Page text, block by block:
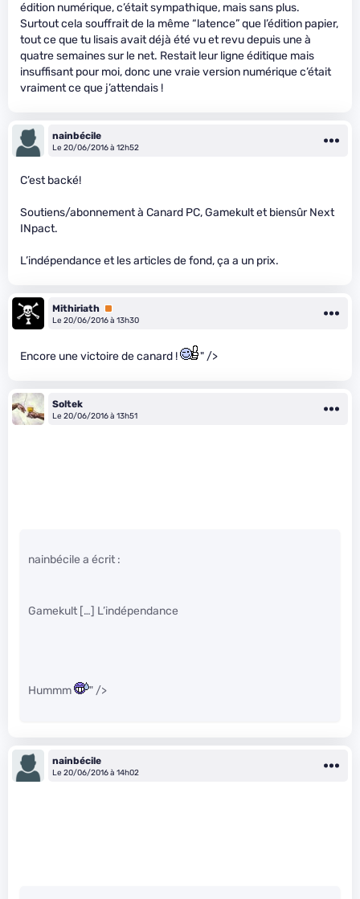
édition numérique, c’était sympathique, mais sans plus.
Surtout cela souffrait de la même “latence” que l’édition papier,
tout ce que tu lisais avait déjà été vu et revu depuis une à
quatre semaines sur le net. Restait leur ligne éditique mais
insuffisant pour moi, donc une vraie version numérique c’était
vraiment ce que j’attendais !
nainbécile
Le 20/06/2016 à 12h52
C’est backé!
Soutiens/abonnement à Canard PC, Gamekult et biensûr Next
INpact.
L’indépendance et les articles de fond, ça a un prix.
Mithiriath Premium
Le 20/06/2016 à 13h30
Encore une victoire de canard ! " />
Soltek
Le 20/06/2016 à 13h51
nainbécile a écrit :
Gamekult […] L’indépendance
Hummm " />
nainbécile
Le 20/06/2016 à 14h02